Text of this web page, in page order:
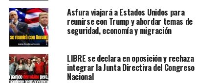
Asfura viajará a Estados Unidos para
reunirse con Trump y abordar temas de
seguridad, economía y migración
LIBRE se declara en oposición y rechaza
integrar la Junta Directiva del Congreso
Nacional